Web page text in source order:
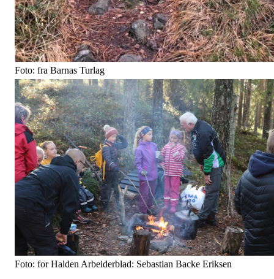
Foto: fra Barnas Turlag
Foto: for Halden Arbeiderblad: Sebastian Backe Eriksen